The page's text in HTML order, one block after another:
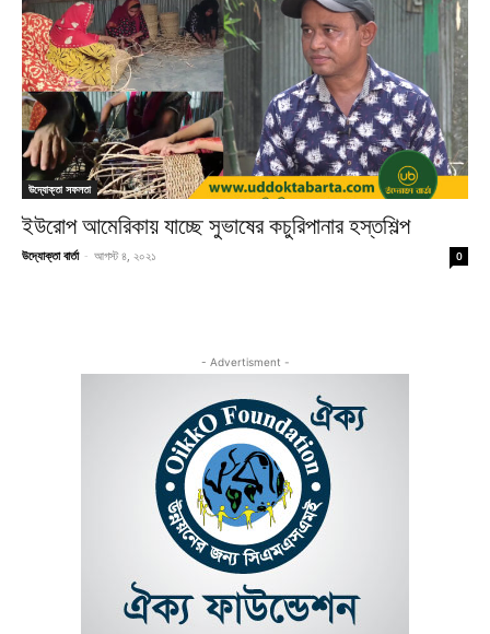
উদ্যোক্তা সফলতা
ইউরোপ আমেরিকায় যাচ্ছে সুভাষের কচুরিপানার হস্তশিল্প
উদ্যোক্তা বার্তা - আগস্ট ৪, ২০২১ 0
- Advertisment -